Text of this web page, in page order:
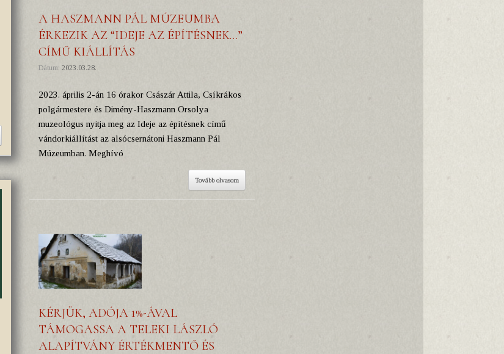
A HASZMANN PÁL MÚZEUMBA
ÉRKEZIK AZ “IDEJE AZ ÉPÍTÉSNEK…”
CÍMŰ KIÁLLÍTÁS
Dátum: 2023.03.28.
2023. április 2-án 16 órakor Császár Attila, Csíkrákos
polgármestere és Dimény-Haszmann Orsolya
muzeológus nyitja meg az Ideje az építésnek című
vándorkiállítást az alsócsernátoni Haszmann Pál
Múzeumban. Meghívó
Tovább olvasom
KÉRJÜK, ADÓJA 1%-ÁVAL
TÁMOGASSA A TELEKI LÁSZLÓ
ALAPÍTVÁNY ÉRTÉKMENTŐ ÉS